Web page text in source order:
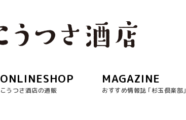
ONLINESHOP
こうつさ酒店の通販
MAGAZINE
おすすめ情報誌 ｢杉玉倶楽部｣